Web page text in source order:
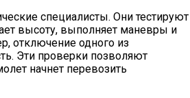
специалисты. Они тестируют
высоту, выполняет маневры и
отключение одного из
Эти проверки позволяют
начнет перевозить